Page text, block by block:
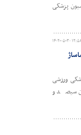
پزشکی
۱۴۰۲-۰۵-۳۰ ۱۲:۵۸
ورزشی
سیصد و